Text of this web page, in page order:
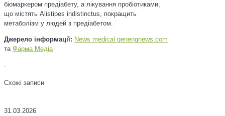
біомаркером предіабету, а лікування пробіотиками,
що містять Alistipes indistinctus, покращить
метаболізм у людей з предіабетом.
Джерело інформації: News medical genengnews.com
та Фарма Медіа
.
Схожі записи
31.03.2026